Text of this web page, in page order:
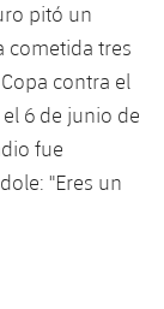
pitó un
cometida tres
contra el
6 de junio de
fue
"Eres un